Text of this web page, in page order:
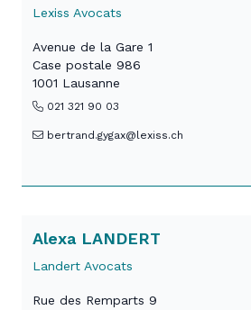
Lexiss Avocats
Avenue de la Gare 1
Case postale 986
1001 Lausanne
021 321 90 03
bertrand.gygax@lexiss.ch
Alexa LANDERT
Landert Avocats
Rue des Remparts 9